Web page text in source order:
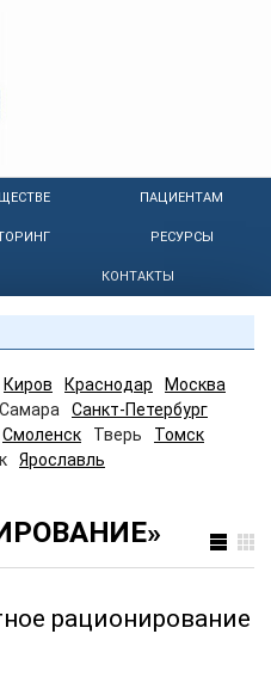
ПАЦИЕНТАМ
РЕСУРСЫ
КОНТАКТЫ
Киров Краснодар
Москва
Самара
Санкт-Петербург
Смоленск Тверь
Томск
Ярославль
рационирование